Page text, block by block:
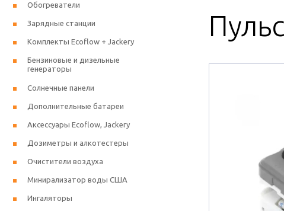
Обогреватели
Зарядные станции
Комплекты Ecoflow + Jackery
Бензиновые и дизельные
генераторы
Солнечные панели
Дополнительные батареи
Аксессуары Ecoflow, Jackery
Дозиметры и алкотестеры
Очистители воздуха
Минирализатор воды США
Ингаляторы